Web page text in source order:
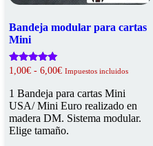
Bandeja modular para cartas
Mini
Valorado
5.00
de 5
1,00€ - 6,00€Rango
precios:
desde
1,00€
hasta
6,00€
Impuestos incluidos
1 Bandeja para cartas Mini
USA/ Mini Euro realizado en
madera DM. Sistema modular.
Elige tamaño.